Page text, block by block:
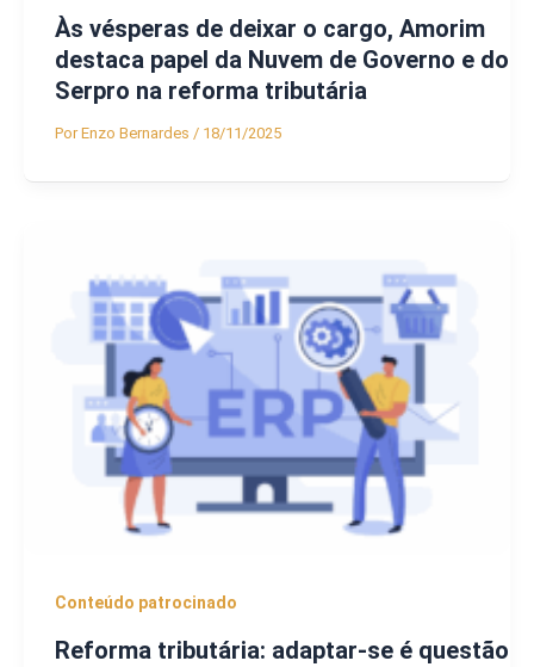
Às vésperas de deixar o cargo, Amorim
destaca papel da Nuvem de Governo e do
Serpro na reforma tributária
PorEnzo Bernardes / 18/11/2025
Conteúdo patrocinado
Reforma tributária: adaptar-se é questão